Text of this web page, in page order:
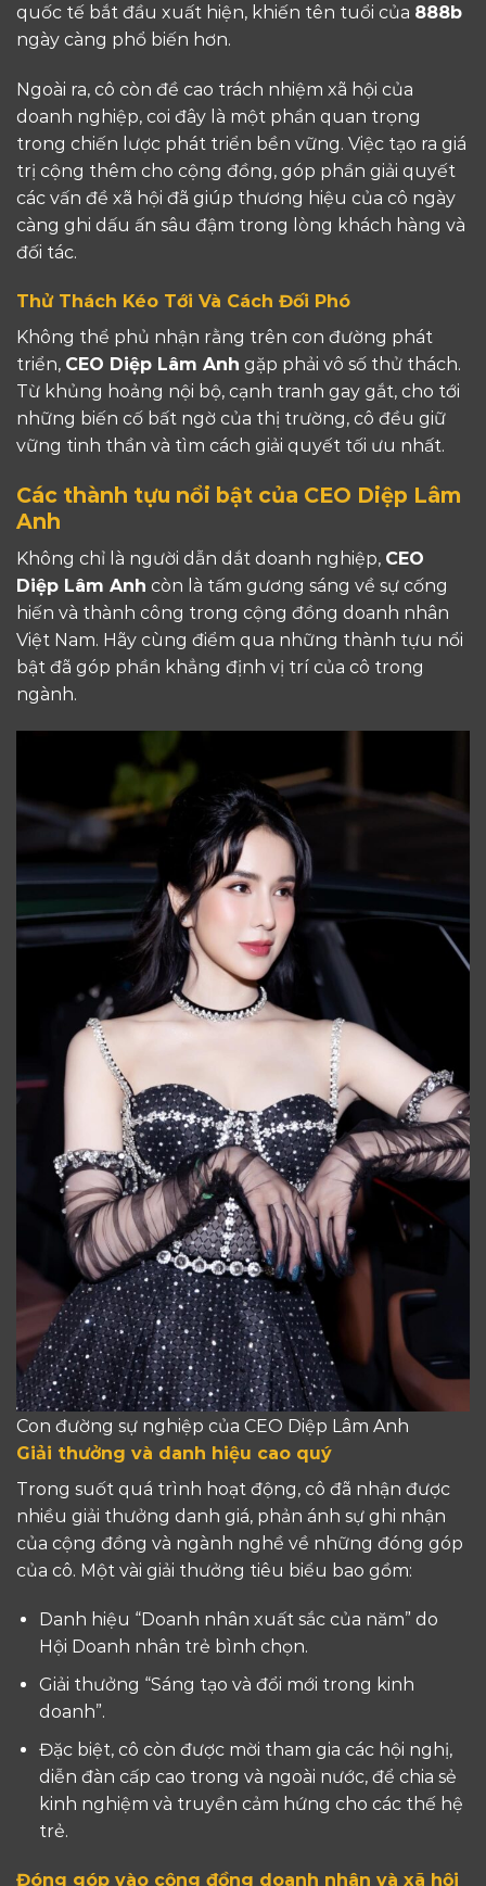
quốc tế bắt đầu xuất hiện, khiến tên tuổi của 888b
ngày càng phổ biến hơn.
Ngoài ra, cô còn đề cao trách nhiệm xã hội của
doanh nghiệp, coi đây là một phần quan trọng
trong chiến lược phát triển bền vững. Việc tạo ra giá
trị cộng thêm cho cộng đồng, góp phần giải quyết
các vấn đề xã hội đã giúp thương hiệu của cô ngày
càng ghi dấu ấn sâu đậm trong lòng khách hàng và
đối tác.
Thử Thách Kéo Tới Và Cách Đối Phó
Không thể phủ nhận rằng trên con đường phát
triển, CEO Diệp Lâm Anh gặp phải vô số thử thách.
Từ khủng hoảng nội bộ, cạnh tranh gay gắt, cho tới
những biến cố bất ngờ của thị trường, cô đều giữ
vững tinh thần và tìm cách giải quyết tối ưu nhất.
Các thành tựu nổi bật của CEO Diệp Lâm
Anh
Không chỉ là người dẫn dắt doanh nghiệp, CEO
Diệp Lâm Anh còn là tấm gương sáng về sự cống
hiến và thành công trong cộng đồng doanh nhân
Việt Nam. Hãy cùng điểm qua những thành tựu nổi
bật đã góp phần khẳng định vị trí của cô trong
ngành.
Con đường sự nghiệp của CEO Diệp Lâm Anh
Giải thưởng và danh hiệu cao quý
Trong suốt quá trình hoạt động, cô đã nhận được
nhiều giải thưởng danh giá, phản ánh sự ghi nhận
của cộng đồng và ngành nghề về những đóng góp
của cô. Một vài giải thưởng tiêu biểu bao gồm:
Danh hiệu “Doanh nhân xuất sắc của năm” do
Hội Doanh nhân trẻ bình chọn.
Giải thưởng “Sáng tạo và đổi mới trong kinh
doanh”.
Đặc biệt, cô còn được mời tham gia các hội nghị,
diễn đàn cấp cao trong và ngoài nước, để chia sẻ
kinh nghiệm và truyền cảm hứng cho các thế hệ
trẻ.
Đóng góp vào cộng đồng doanh nhân và xã hội